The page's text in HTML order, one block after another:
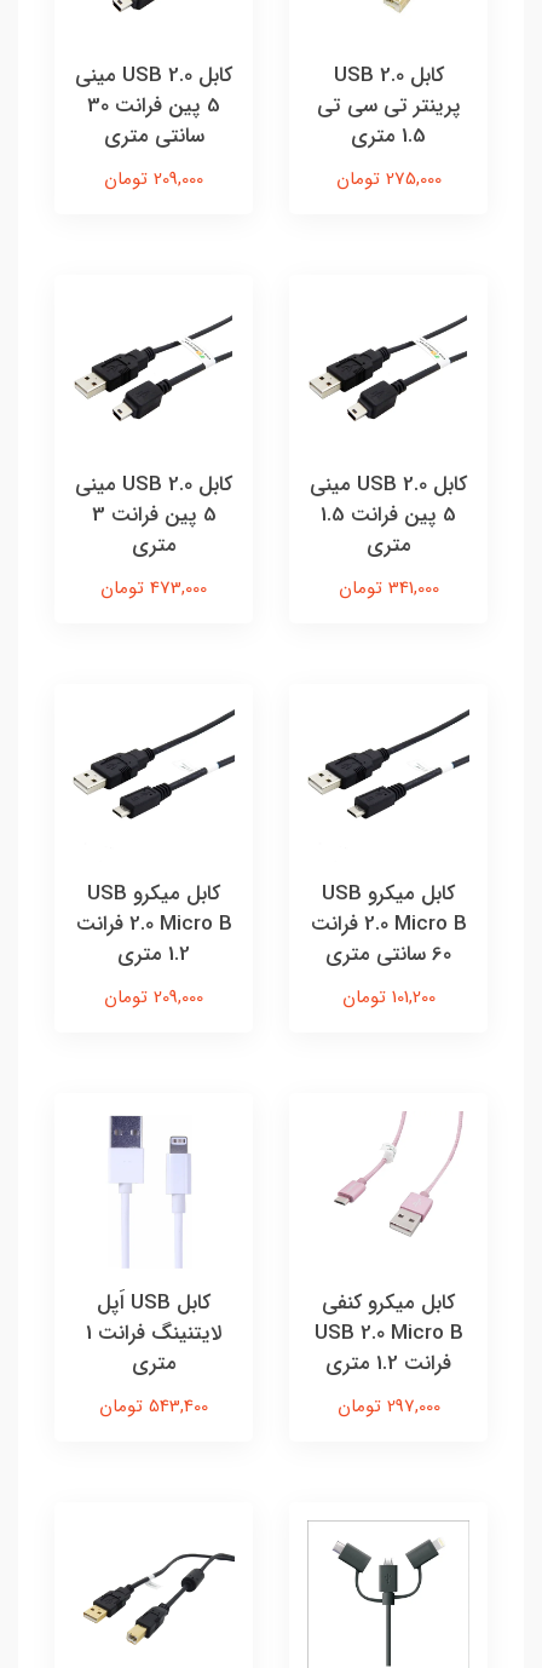
کابل USB 2.0
پرینتر تی سی تی
1.5 متری
275,000 تومان
کابل USB 2.0 مینی
5 پین فرانت 30
سانتی متری
209,000 تومان
کابل USB 2.0 مینی
5 پین فرانت 1.5
متری
341,000 تومان
کابل USB 2.0 مینی
5 پین فرانت 3
متری
473,000 تومان
کابل میکرو USB
2.0 Micro B فرانت
60 سانتی متری
101,200 تومان
کابل میکرو USB
2.0 Micro B فرانت
1.2 متری
209,000 تومان
کابل میکرو کنفی
USB 2.0 Micro B
فرانت 1.2 متری
297,000 تومان
کابل USB اَپل
لایتنينگ فرانت 1
متری
543,400 تومان